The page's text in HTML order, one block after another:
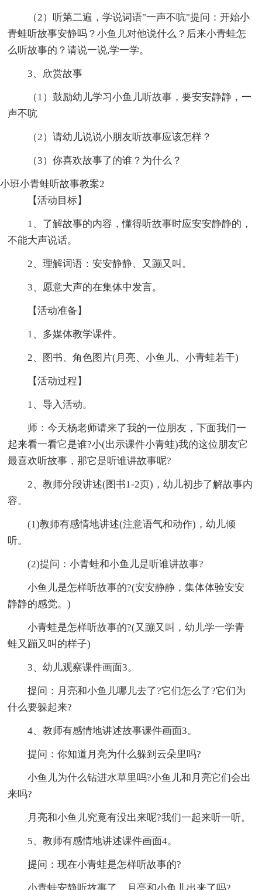
（2）听第二遍，学说词语"一声不吭"提问：开始小
青蛙听故事安静吗？小鱼儿对他说什么？后来小青蛙怎
么听故事的？请说一说,学一学。
3、欣赏故事
（1）鼓励幼儿学习小鱼儿听故事，要安安静静，一
声不吭
（2）请幼儿说说小朋友听故事应该怎样？
（3）你喜欢故事了的谁？为什么？
小班小青蛙听故事教案2
【活动目标】
1、了解故事的内容，懂得听故事时应安安静静的，
不能大声说话。
2、理解词语：安安静静、又蹦又叫。
3、愿意大声的在集体中发言。
【活动准备】
1、多媒体教学课件。
2、图书、角色图片(月亮、小鱼儿、小青蛙若干)
【活动过程】
1、导入活动。
师：今天杨老师请来了我的一位朋友，下面我们一
起来看一看它是谁?小(出示课件小青蛙)我的这位朋友它
最喜欢听故事，那它是听谁讲故事呢?
2、教师分段讲述(图书1-2页)，幼儿初步了解故事内
容。
(1)教师有感情地讲述(注意语气和动作)，幼儿倾
听。
(2)提问：小青蛙和小鱼儿是听谁讲故事?
小鱼儿是怎样听故事的?(安安静静，集体体验安安
静静的感觉。)
小青蛙是怎样听故事的?(又蹦又叫，幼儿学一学青
蛙又蹦又叫的样子)
3、幼儿观察课件画面3。
提问：月亮和小鱼儿哪儿去了?它们怎么了?它们为
什么要躲起来?
4、教师有感情地讲述故事课件画面3。
提问：你知道月亮为什么躲到云朵里吗?
小鱼儿为什么钻进水草里吗?小鱼儿和月亮它们会出
来吗?
月亮和小鱼儿究竟有没出来呢?我们一起来听一听。
5、教师有感情地讲述课件画面4。
提问：现在小青蛙是怎样听故事的?
小青蛙安静听故事了，月亮和小鱼儿出来了吗?